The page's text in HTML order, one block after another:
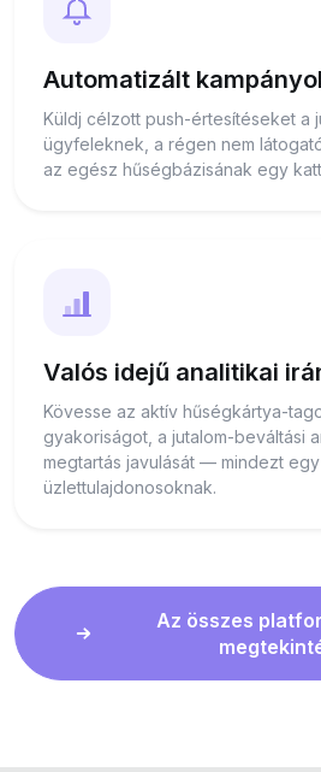
Automatizált
Küldj célzott push-értesítéseket a
ügyfeleknek, a régen nem
az egész hűségbázisának egy
Valós idejű analitikai
Kövesse az aktív hűségkártya-
gyakoriságot, a jutalom-beváltási
megtartás javulását — mindezt
üzlettulajdonosoknak.
Az összes